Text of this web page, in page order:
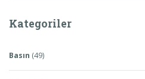
Kategoriler
Basın (49)